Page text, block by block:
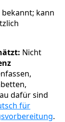
kann
Nicht
dafür sind
für
.